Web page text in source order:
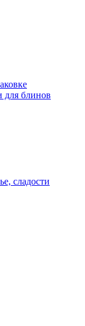
для блинов
сладости